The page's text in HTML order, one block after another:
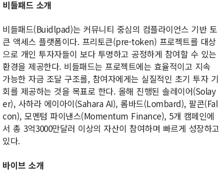
비들패드 소개
비들패드(Buidlpad)는 커뮤니티 중심의 컴플라이언스 기반 토
큰 액세스 플랫폼이다. 프리토큰(pre-token) 프로젝트를 대상
으로 개인 투자자들이 보다 투명하고 공정하게 참여할 수 있는
환경을 제공한다. 비들패드는 프로젝트에는 효율적이고 지속
가능한 자금 조달 구조를, 참여자에게는 실질적인 초기 투자 기
회를 제공하는 것을 목표로 한다. 올해 진행된 솔레이어(Solay
er), 사하라 에이아이(Sahara AI), 롬바드(Lombard), 팔콘(Fal
con), 모멘텀 파이낸스(Momentum Finance), 5개 캠페인에
서 총 3억3000만달러 이상의 자산이 참여하며 빠르게 성장하고
있다.
바이브 소개